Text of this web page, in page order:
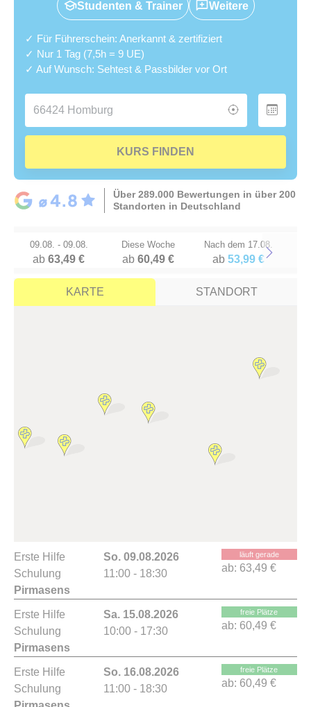
Studenten & Trainer Weitere
✓ Für Führerschein: Anerkannt & zertifiziert
✓ Nur 1 Tag (7,5h = 9 UE)
✓ Auf Wunsch: Sehtest & Passbilder vor Ort
KURS FINDEN
Über 289.000 Bewertungen in über 200
Standorten in Deutschland
09.08. - 09.08.
ab63,49 €
Diese Woche
ab60,49 €
Nach dem 17.08.
ab 53,99 €Next
KARTE STANDORT
Erste Hilfe
Schulung
Pirmasens
So. 09.08.2026
11:00 - 18:30
läuft gerade
ab: 63,49 €
Erste Hilfe
Schulung
Pirmasens
Sa. 15.08.2026
10:00 - 17:30
freie Plätze
ab: 60,49 €
Erste Hilfe
Schulung
So. 16.08.2026
11:00 - 18:30
freie Plätze
ab: 60,49 €